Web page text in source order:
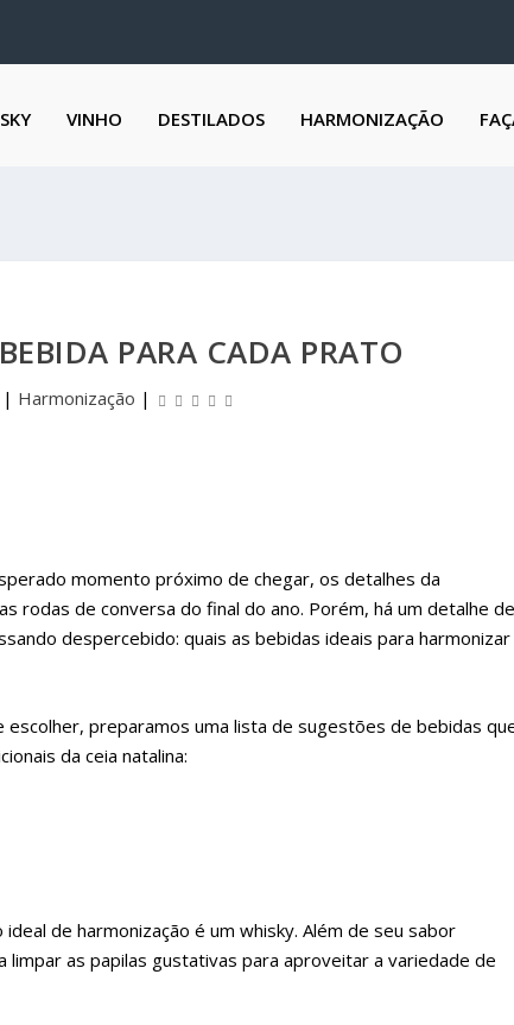
VINHO DESTILADOS HARMONIZAÇÃO
PARA CADA PRATO
| Harmonização |
momento próximo de chegar, os detalhes da
rodas de conversa do final do ano. Porém, há um detalhe
despercebido: quais as bebidas ideais para harmonizar
preparamos uma lista de sugestões de bebidas
da ceia natalina:
de harmonização é um whisky. Além de seu sabor
limpar as papilas gustativas para aproveitar a variedade de